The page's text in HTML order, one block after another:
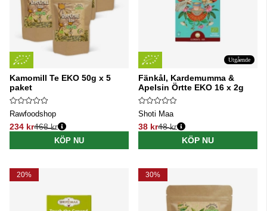
Kamomill Te EKO 50g x 5
paket
Rawfoodshop
234 kr
Ordinarie pris:
468 kr
KÖP NU
Utgående
Fänkål, Kardemumma &
Apelsin Örtte EKO 16 x 2g
Shoti Maa
38 kr
Ordinarie pris:
48 kr
KÖP NU
20% 30%